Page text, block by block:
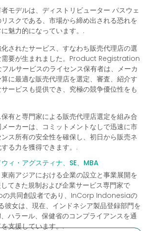
モデルは、ディストリビューター パスウェ
スクである、市場から締め出される恐れを
魅力的になっています。.
されたサービス、すなわち販売代理店の選
需要が生まれました。Product Registration
ルサービスのライセンス保有者は、メーカ
に最適な販売代理店を選定、審査、紹介す
ービスも提供でき、究極の競争優位性をも
有と専門家による販売代理店選定を組み合
ーカーは、コミットメントなしで迅速に市
ス所有の安全性を確保し、初日から販売ネ
る力を獲得できます。.
ィ・アグスティナ、SE、MBA
南アジアにおける企業の設立と事業展開を
てきた規制および企業サービス専門家で
共同創設者であり、InCorp Indonesiaの
彼女は、現在、インドネシア製品登録部門を
ハラール、保健省のコンプライアンスを通
支援しています。.